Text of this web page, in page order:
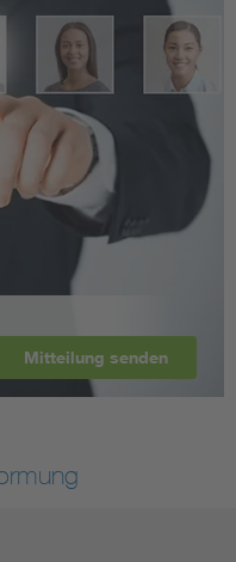
Mitteilung senden